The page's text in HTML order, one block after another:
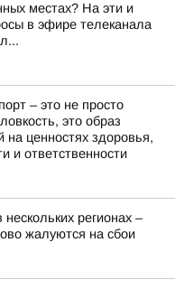
местах? На эти и
в эфире телеканала
– это не просто
это образ
на ценностях здоровья,
и ответственности
нескольких регионах –
жалуются на сбои